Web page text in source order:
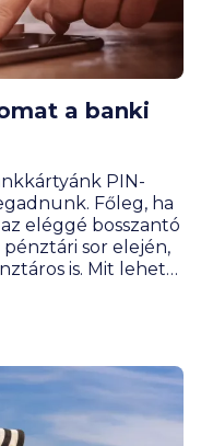
a banki
PIN-
Főleg, ha
eléggé bosszantó
sor elején,
is. Mit lehet